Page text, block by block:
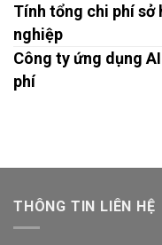
Tính tổng chi phí sở
nghiệp
Công ty ứng dụng
phí
THÔNG TIN LIÊN HỆ